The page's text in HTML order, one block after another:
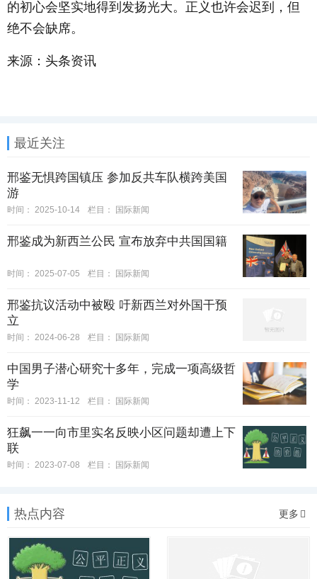
的初心会坚实地得到发扬光大。正义也许会迟到，但
绝不会缺席。
来源：头条资讯
最近关注
邢鉴无惧跨国镇压 参加反共车队横跨美国
游
时间： 2025-10-14 栏目： 国际新闻
邢鉴成为新西兰公民 宣布放弃中共国国籍
时间： 2025-07-05 栏目： 国际新闻
邢鉴抗议活动中被殴 吁新西兰对外国干预
立
时间： 2024-06-28 栏目： 国际新闻
中国男子潜心研究十多年，完成一项高级哲
学
时间： 2023-11-12 栏目： 国际新闻
狂飙一一向市里实名反映小区问题却遭上下
联
时间： 2023-07-08 栏目： 国际新闻
热点内容 更多